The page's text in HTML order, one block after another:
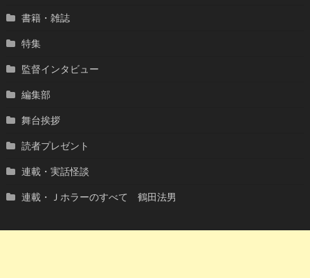
書籍・雑誌
特集
監督インタビュー
編集部
舞台挨拶
読者プレゼント
連載・実話怪談
連載・Ｊホラーのすべて 鶴田法男